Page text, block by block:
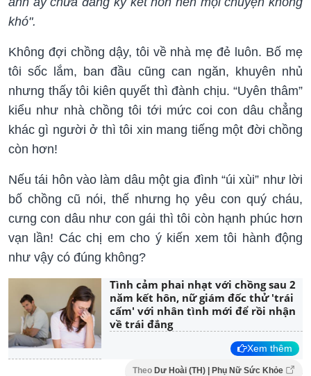
khó".
Không đợi chồng dậy, tôi về nhà mẹ đẻ luôn. Bố mẹ
tôi sốc lắm, ban đầu cũng can ngăn, khuyên nhủ
nhưng thấy tôi kiên quyết thì đành chịu. “Uyên thâm”
kiểu như nhà chồng tôi tới mức coi con dâu chẳng
khác gì người ở thì tôi xin mang tiếng một đời chồng
còn hơn!
Nếu tái hôn vào làm dâu một gia đình “úi xùi” như lời
bố chồng cũ nói, thế nhưng họ yêu con quý cháu,
cưng con dâu như con gái thì tôi còn hạnh phúc hơn
vạn lần! Các chị em cho ý kiến xem tôi hành động
như vậy có đúng không?
Tình cảm phai nhạt với chồng sau 2
năm kết hôn, nữ giám đốc thử 'trái
cấm' với nhân tình mới để rồi nhận
về trái đắng
Xem thêm
Theo Dư Hoài (TH) | Phụ Nữ Sức Khỏe